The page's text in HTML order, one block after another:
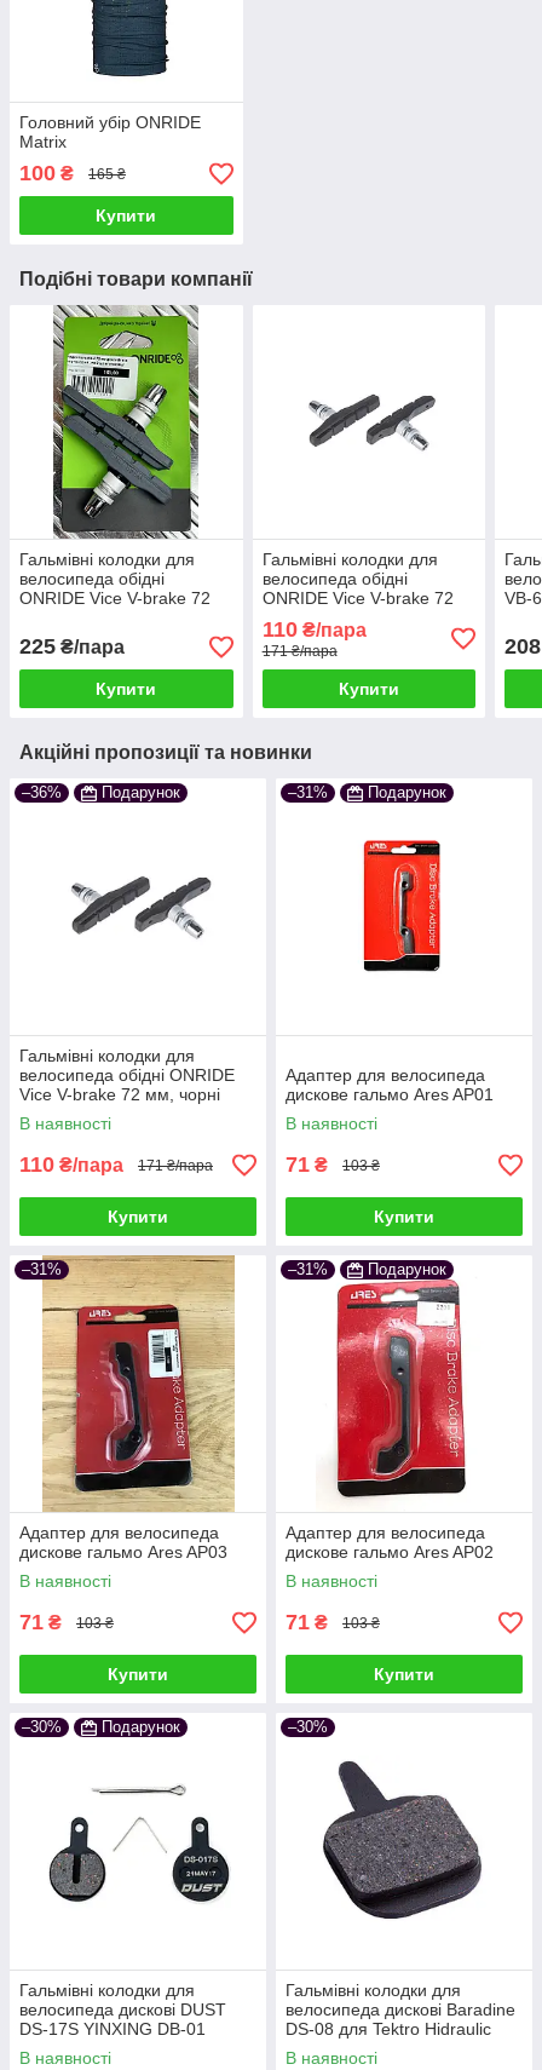
Головний убір ONRIDE
Matrix
100 ₴ 165 ₴
Купити
Подібні товари компанії
Гальмівні колодки для
велосипеда обідні
ONRIDE Vice V-brake 72
225 ₴/пара
Купити
Гальмівні колодки для
велосипеда обідні
ONRIDE Vice V-brake 72
110₴/пара
171 ₴/пара
Купити
VB-
208
Акційні пропозиції та новинки
–36% Подарунок
Гальмівні колодки для
велосипеда обідні ONRIDE
Vice V-brake 72 мм, чорні
(полібег)
В наявності
110 ₴/пара 171 ₴/пара
Купити
–31% Подарунок
Адаптер для велосипеда
дискове гальмо Ares AP01
В наявності
71 ₴ 103 ₴
Купити
–31%
Адаптер для велосипеда
дискове гальмо Ares AP03
В наявності
71 ₴ 103 ₴
Купити
–31% Подарунок
Адаптер для велосипеда
дискове гальмо Ares AP02
В наявності
71 ₴ 103 ₴
Купити
–30% Подарунок
Гальмівні колодки для
велосипеда дискові DUST
DS-17S YINXING DB-01
напівметал
В наявності
–30%
Гальмівні колодки для
велосипеда дискові Baradine
DS-08 для Tektro Hidraulic
В наявності